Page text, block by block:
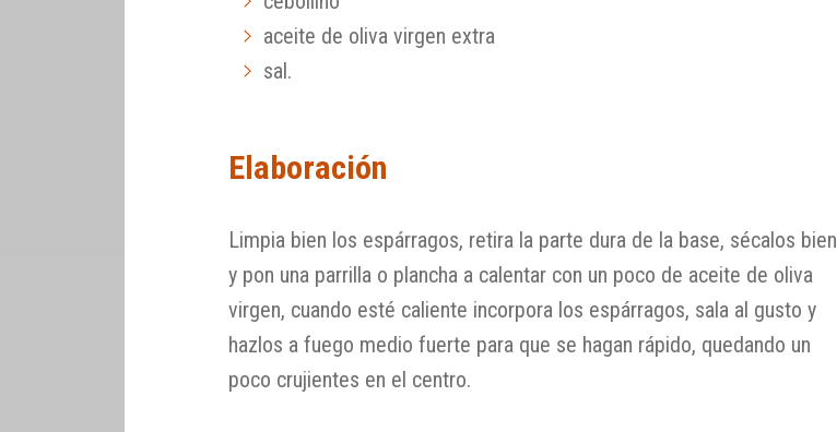
aceite de oliva virgen extra
sal.
Elaboración
Limpia bien los espárragos, retira la parte dura de la base, sécalos bien
y pon una parrilla o plancha a calentar con un poco de aceite de oliva
virgen, cuando esté caliente incorpora los espárragos, sala al gusto y
hazlos a fuego medio fuerte para que se hagan rápido, quedando un
poco crujientes en el centro.